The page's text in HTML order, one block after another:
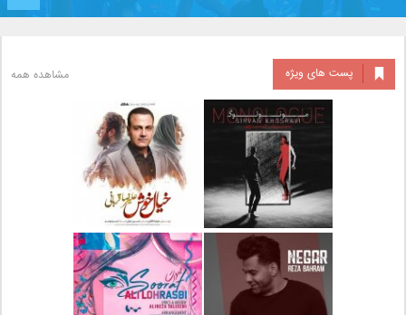
پست های ویژه مشاهده همه
دانلود آلبوم جدید سیروان
خسروی بنام مونولوگ
دانلود آهنگ جدید علیرضا
قربانی بنام خیال خوش